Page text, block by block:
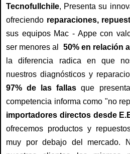
Tecnofullchile, Presenta su
ofreciendo reparaciones,
sus equipos Mac - Appe con
ser menores al 50% en relación
la diferencia radica en que
nuestros diagnósticos y
97% de las fallas que
competencia informa como "no
importadores directos desde
ofrecemos productos y
muy por debajo del mercado.